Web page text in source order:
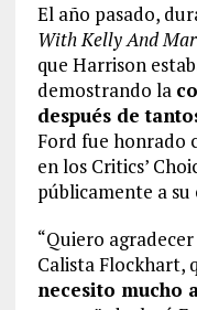
El año pasado,
With Kelly And
que Harrison
demostrando la
después de
Ford fue honrado
en los Critics’
públicamente a su
“Quiero
Calista Flockhart,
necesito mucho